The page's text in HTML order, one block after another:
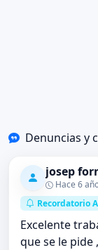
Denuncias y
josep
Hace 6
Recordatorio
Excelente
que se le pide